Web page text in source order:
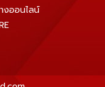
งออนไลน์